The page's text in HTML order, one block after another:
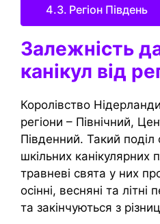
Регіон Південь
Залежність
канікул від
Королівство
регіони – Північний,
Південний. Такий
шкільних канікулярних
травневі свята у них
осінні, весняні та
та закінчуються з